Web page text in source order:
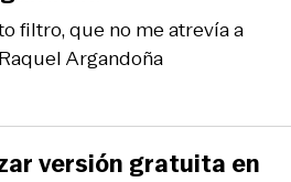
filtro, que no me atrevía a
Argandoña
versión gratuita en